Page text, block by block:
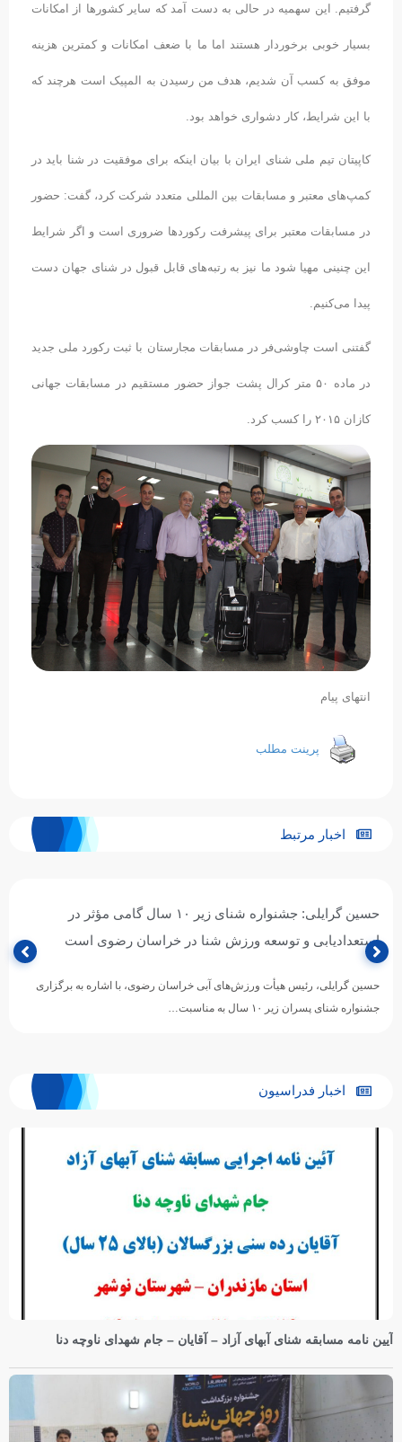
گرفتیم. این سهمیه در حالی به دست آمد که سایر کشورها از امکانات
بسیار خوبی برخوردار هستند اما ما با ضعف امکانات و کمترین هزینه
موفق به کسب آن شدیم، هدف من رسیدن به المپیک است هرچند که
با این شرایط، کار دشواری خواهد بود.
کاپیتان تیم ملی شنای ایران با بیان اینکه برای موفقیت در شنا باید در
کمپ‌های معتبر و مسابقات بین المللی متعدد شرکت کرد، گفت: حضور
در مسابقات معتبر برای پیشرفت رکوردها ضروری است و اگر شرایط
این چنینی مهیا شود ما نیز به رتبه‌های قابل قبول در شنای جهان دست
پیدا می‌کنیم.
گفتنی است چاوشی‌فر در مسابقات مجارستان با ثبت رکورد ملی جدید
در ماده ۵۰ متر کرال پشت جواز حضور مستقیم در مسابقات جهانی
کازان ۲۰۱۵ را کسب کرد.
انتهای پیام
پرینت مطلب
اخبار مرتبط
حسین گرایلی: جشنواره شنای زیر ۱۰ سال گامی مؤثر در
استعدادیابی و توسعه ورزش شنا در خراسان رضوی است
حسین گرایلی، رئیس هیأت ورزش‌های آبی خراسان رضوی، با اشاره به برگزاری
جشنواره شنای پسران زیر ۱۰ سال به مناسبت…
اخبار فدراسیون
آیین نامه مسابقه شنای آبهای آزاد – آقایان – جام شهدای ناوچه دنا